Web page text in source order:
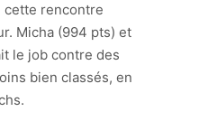
cette rencontre
Micha (994 pts) et
le job contre des
bien classés, en